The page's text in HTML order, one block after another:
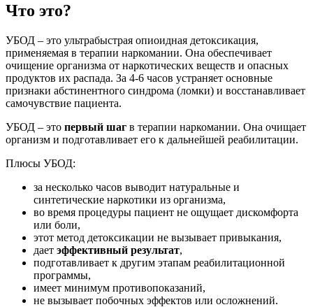
Что это?
УБОД – это ультрабыстрая опиоидная детоксикация,
применяемая в терапии наркомании. Она обеспечивает
очищение организма от наркотических веществ и опасных
продуктов их распада. За 4-6 часов устраняет основные
признаки абстинентного синдрома (ломки) и восстанавливает
самочувствие пациента.
УБОД – это первый шаг в терапии наркомании. Она очищает
организм и подготавливает его к дальнейшей реабилитации.
Плюсы УБОД:
за несколько часов выводит натуральные и
синтетические наркотики из организма,
во время процедуры пациент не ощущает дискомфорта
или боли,
этот метод детоксикации не вызывает привыкания,
дает эффективный результат,
подготавливает к другим этапам реабилитационной
программы,
имеет минимум противопоказаний,
не вызывает побочных эффектов или осложнений.